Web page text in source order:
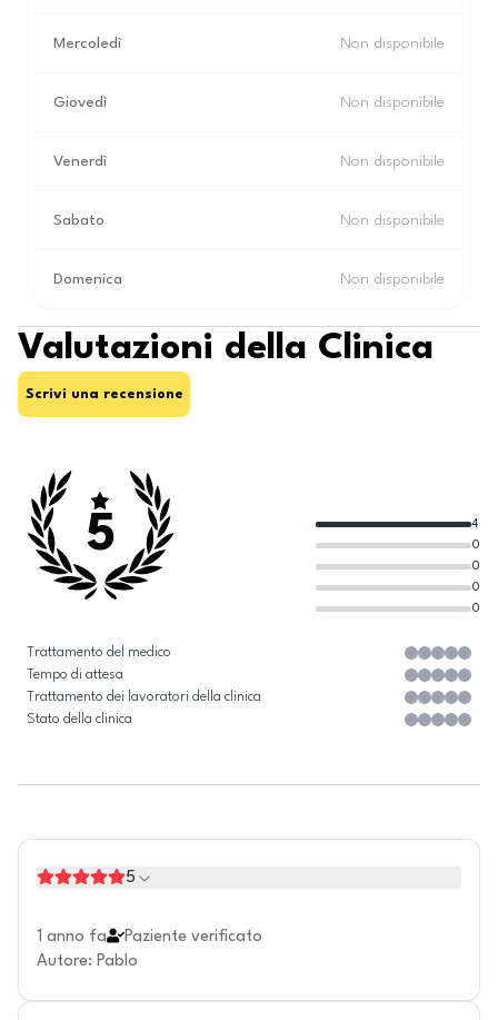
Mercoledì Non disponibile
Giovedì Non disponibile
Venerdì Non disponibile
Sabato Non disponibile
Domenica Non disponibile
Valutazioni della Clinica
Scrivi una recensione
5
0
0
0
0
4
Trattamento del medico
Tempo di attesa
Trattamento dei lavoratori della clinica
Stato della clinica
5
1 anno fa
Paziente verificato
Autore: Pablo